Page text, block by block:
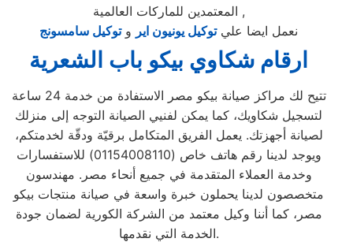
المعتمدين للماركات العالمية ,
نعمل ايضا عليتوكيل يونيون اير وتوكيل سامسونج
ارقام شكاوي بيكو باب الشعرية
تتيح لك مراكز صيانة بيكو مصر الاستفادة من خدمة 24 ساعة
لتسجيل شكاويك، كما يمكن لفنيي الصيانة التوجه إلى منزلك
لصيانة أجهزتك. يعمل الفريق المتكامل برقيّة ودقّة لخدمتكم،
ويوجد لدينا رقم هاتف خاص (01154008110) للاستفسارات
وخدمة العملاء المتقدمة في جميع أنحاء مصر. مهندسون
متخصصون لدينا يحملون خبرة واسعة في صيانة منتجات بيكو
مصر، كما أننا وكيل معتمد من الشركة الكورية لضمان جودة
الخدمة التي نقدمها.